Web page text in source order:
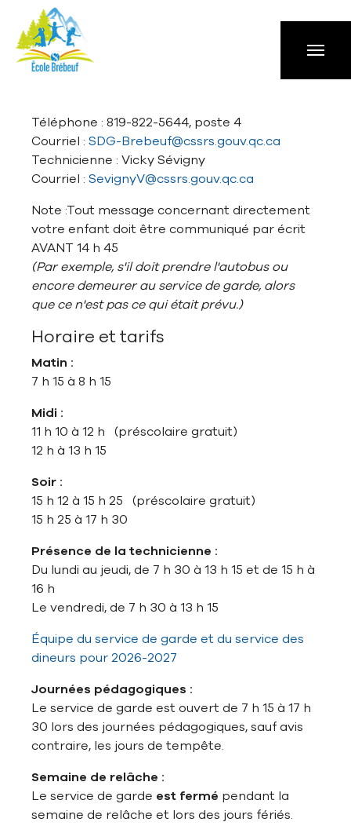
Aller à la navigation principale
Aller au contenu principal
Passer au pied de page
Téléphone : 819-822-5644, poste 4
Courriel : SDG-Brebeuf@cssrs.gouv.qc.ca
Technicienne : Vicky Sévigny
Courriel : SevignyV@cssrs.gouv.qc.ca
Note :Tout message concernant directement
votre enfant doit être communiqué par écrit
AVANT 14 h 45
(Par exemple, s'il doit prendre l'autobus ou
encore demeurer au service de garde, alors
que ce n'est pas ce qui était prévu.)
Horaire et tarifs
Matin :
7 h 15 à 8 h 15
Midi :
11 h 10 à 12 h (préscolaire gratuit)
12 h à 13 h 15
Soir :
15 h 12 à 15 h 25 (préscolaire gratuit)
15 h 25 à 17 h 30
Présence de la technicienne :
Du lundi au jeudi, de 7 h 30 à 13 h 15 et de 15 h à
16 h
Le vendredi, de 7 h 30 à 13 h 15
Équipe du service de garde et du service des
dineurs pour 2026-2027
Journées pédagogiques :
Le service de garde est ouvert de 7 h 15 à 17 h
30 lors des journées pédagogiques, sauf avis
contraire, les jours de tempête.
Semaine de relâche :
Le service de garde est fermé pendant la
semaine de relâche et lors des jours fériés.